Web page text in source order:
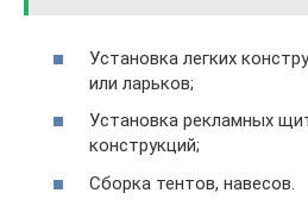
Установка легких
или ларьков;
Установка рекламных
конструкций;
Сборка тентов, навесов.